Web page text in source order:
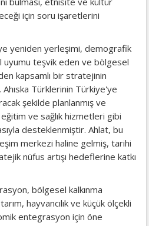
için soru işaretlerini
yeniden yerleşimi, demografik
teşvik eden ve bölgesel
kapsamlı bir stratejinin
Ahıska Türklerinin Türkiye'ye
şekilde planlanmış ve
ve sağlık hizmetleri gibi
desteklenmiştir. Ahlat, bu
merkezi haline gelmiş, tarihi
nüfus artışı hedeflerine katkı
bölgesel kalkınma
hayvancılık ve küçük ölçekli
entegrasyon için öne